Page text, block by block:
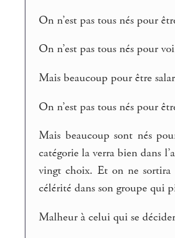
On n’est pas tous nés pour
On n’est pas tous nés pour
Mais beaucoup pour être
On n’est pas tous nés pour
Mais beaucoup sont nés
catégorie la verra bien dans
vingt choix. Et on ne sortira
célérité dans son groupe qui
Malheur à celui qui se